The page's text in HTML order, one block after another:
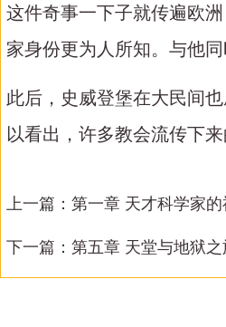
这件奇事一下子就传遍欧
家身份更为人所知。与他
此后，史威登堡在大民间
以看出，许多教会流传下
上一篇： 第一章 天才科学家的
下一篇： 第五章 天堂与地狱之